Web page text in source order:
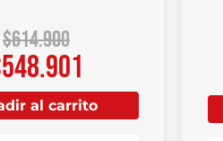
$614.900
548.901
al carrito